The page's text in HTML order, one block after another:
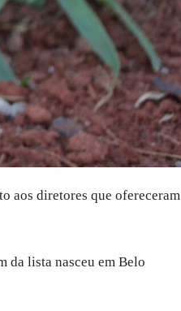
aos diretores que ofereceram
da lista nasceu em Belo